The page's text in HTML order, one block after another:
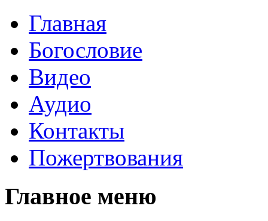
Главная
Богословие
Видео
Аудио
Контакты
Пожертвования
Главное меню